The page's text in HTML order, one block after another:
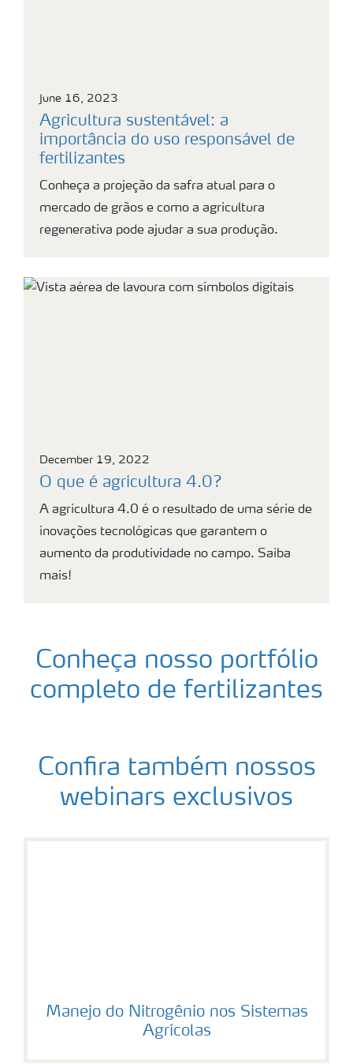
June 16, 2023
Agricultura sustentável: a
importância do uso responsável de
fertilizantes
Conheça a projeção da safra atual para o
mercado de grãos e como a agricultura
regenerativa pode ajudar a sua produção.
December 19, 2022
O que é agricultura 4.0?
A agricultura 4.0 é o resultado de uma série de
inovações tecnológicas que garantem o
aumento da produtividade no campo. Saiba
mais!
Conheça nosso portfólio
completo de fertilizantes
Confira também nossos
webinars exclusivos
Manejo do Nitrogênio nos Sistemas
Agrícolas